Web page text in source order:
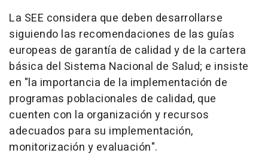
La SEE considera que deben desarrollarse
siguiendo las recomendaciones de las guías
europeas de garantía de calidad y de la cartera
básica del Sistema Nacional de Salud; e insiste
en "la importancia de la implementación de
programas poblacionales de calidad, que
cuenten con la organización y recursos
adecuados para su implementación,
monitorización y evaluación".